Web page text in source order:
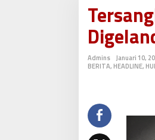
Admins
Januari 10,
BERITA, HEADLINE,